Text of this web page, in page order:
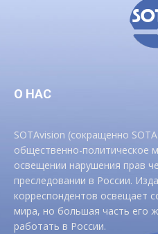
О НАС
SOTAvision (сокращенно
общественно-политическое
освещении нарушения прав
преследовании в России.
корреспондентов освещает
мира, но большая часть его
работать в России.